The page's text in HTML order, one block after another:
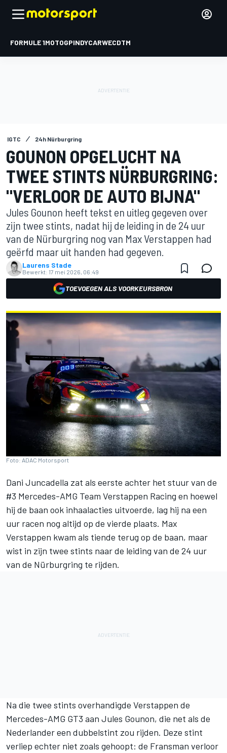
FORMULE 1MOTOGPINDYCARWECDTM
IGTC 24h Nürburgring
GOUNON OPGELUCHT NA
TWEE STINTS NÜRBURGRING:
"VERLOOR DE AUTO BIJNA"
Jules Gounon heeft tekst en uitleg gegeven over
zijn twee stints, nadat hij de leiding in de 24 uur
van de Nürburgring nog van Max Verstappen had
geërfd maar uit handen had gegeven.
Laurens Stade
Bewerkt: 17 mei 2026, 06:49
TOEVOEGEN ALS VOORKEURSBRON
Foto: ADAC Motorsport
Dani Juncadella zat als eerste achter het stuur van de
#3 Mercedes-AMG Team Verstappen Racing en hoewel
hij de baan ook inhaalacties uitvoerde, lag hij na een
uur racen nog altijd op de vierde plaats. Max
Verstappen kwam als tiende terug op de baan, maar
wist in zijn twee stints naar de leiding van de 24 uur
van de Nürburgring te rijden.
Na die twee stints overhandigde Verstappen de
Mercedes-AMG GT3 aan Jules Gounon, die net als de
Nederlander een dubbelstint zou rijden. Deze stint
verliep echter niet zoals gehoopt: de Fransman verloor